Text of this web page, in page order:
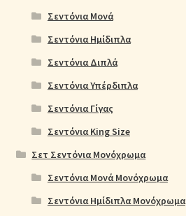
Σεντόνια Μονά
Σεντόνια Ημίδιπλα
Σεντόνια Διπλά
Σεντόνια Υπέρδιπλα
Σεντόνια Γίγας
Σεντόνια King Size
Σετ Σεντόνια Μονόχρωμα
Σεντόνια Μονά Μονόχρωμα
Σεντόνια Ημίδιπλα Μονόχρωμα